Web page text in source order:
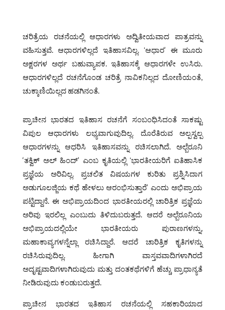
ಚರಿತ್ರೆಯ ರಚನೆಯಲ್ಲಿ ಆಧಾರಗಳು ಅದ್ವಿತೀಯವಾದ ಪಾತ್ರವನ್ನು
ವಹಿಸುತ್ತವೆ. ಆಧಾರಗಳಿಲ್ಲದೆ ಇತಿಹಾಸವಿಲ್ಲ. ʻಆಧಾರ’ ಈ ಮೂರು
ಅಕ್ಷರಗಳ ಅರ್ಥ ಬಹುವ್ಯಾಪಕ. ಇತಿಹಾಸಕ್ಕೆ ಆಧಾರಗಳೇ ಉಸಿರು.
ಆಧಾರಗಳಿಲ್ಲದೆ ರಚನೆಗೊಂಡ ಚರಿತ್ರೆ ನಾವಿಕನಿಲ್ಲದ ದೋಣಿಯಂತೆ,
ಚುಕ್ಕಾಣಿಯಿಲ್ಲದ ಹಡಗಿನಂತೆ.
ಪ್ರಾಚೀನ ಭಾರತದ ಇತಿಹಾಸ ರಚನೆಗೆ ಸಂಬಂಧಿಸಿದಂತೆ ಸಾಕಷ್ಟು
ವಿಪುಲ ಆಧಾರಗಳು ಲಭ್ಯವಾಗುವುದಿಲ್ಲ. ದೊರೆತಿರುವ ಅಲ್ಪಸ್ವಲ್ಪ
ಆಧಾರಗಳನ್ನು ಆಧರಿಸಿ ಇತಿಹಾಸವನ್ನು ರಚಿಸಲಾಗಿದೆ. ಅಲ್ಬೆರೂನಿ
‘ತಕ್ವಿಕ್ ಅಲ್ ಹಿಂದ್’ ಎಂಬ ಕೃತಿಯಲ್ಲಿ ʻಭಾರತೀಯರಿಗೆ ಐತಿಹಾಸಿಕ
ಪ್ರಜ್ಞೆಯ ಅರಿವಿಲ್ಲ. ಪ್ರಚಲಿತ ವಿಷಯಗಳ ಕುರಿತು ಪ್ರಶ್ನಿಸಿದಾಗ
ಅಡುಗೂಲಜ್ಜಿಯ ಕಥೆ ಹೇಳಲು ಆರಂಭಿಸುತ್ತಾರೆ’ ಎಂದು ಅಭಿಪ್ರಾಯ
ಪಟ್ಟಿದ್ದಾನೆ. ಈ ಅಭಿಪ್ರಾಯದಿಂದ ಭಾರತೀಯರಲ್ಲಿ ಚಾರಿತ್ರಿಕ ಪ್ರಜ್ಞೆಯ
ಅರಿವು ಇರಲಿಲ್ಲ ಎಂಬುದು ತಿಳಿದುಬರುತ್ತದೆ. ಆದರೆ ಅಲ್ಬೆರೂನಿಯ
ಅಭಿಪ್ರಾಯದಲ್ಲಿಯೇ ಭಾರತೀಯರು ಪುರಾಣಗಳನ್ನು,
ಮಹಾಕಾವ್ಯಗಳನ್ನೆಲ್ಲಾ ರಚಿಸಿದ್ದಾರೆ. ಆದರೆ ಚಾರಿತ್ರಿಕ ಕೃತಿಗಳನ್ನು
ರಚಿಸಿರುವುದಿಲ್ಲ. ಹೀಗಾಗಿ ವಾಸ್ತವವಾದಿಗಳಾಗಿರದೆ
ಅದೃಷ್ಟವಾದಿಗಳಾಗಿರುವುದು ಮತ್ತು ದಂತಕಥೆಗಳಿಗೆ ಹೆಚ್ಚು ಪ್ರಾಧಾನ್ಯತೆ
ನೀಡಿರುವುದು ಕಂಡುಬರುತ್ತದೆ.
ಪ್ರಾಚೀನ ಭಾರತದ ಇತಿಹಾಸ ರಚನೆಯಲ್ಲಿ ಸಹಕಾರಿಯಾದ